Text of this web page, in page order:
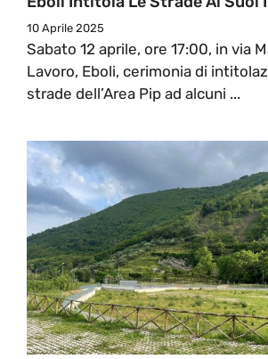
10 Aprile 2025
Sabato 12 aprile, ore 17:00, in via
Lavoro, Eboli, cerimonia di
strade dell’Area Pip ad alcuni ...